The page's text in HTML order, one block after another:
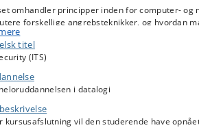
omhandler principper inden for computer- og
forskellige angrebsteknikker, og hvordan
bl.a. sikkerhedsanalyse, analyse af
i web-applikationer, netværksangreb og
kryptografi, ondsindet
privatlivsbekymringer samt juridiske og
Kursusprojekter vil fokusere på
angreb.
titel
(ITS)
i datalogi
kursusafslutning vil den studerende have